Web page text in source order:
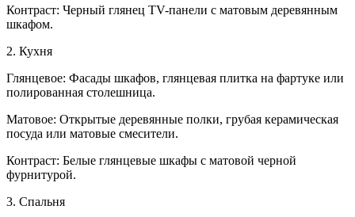
Контраст: Черный глянец TV-панели с матовым деревянным
шкафом.
2. Кухня
Глянцевое: Фасады шкафов, глянцевая плитка на фартуке или
полированная столешница.
Матовое: Открытые деревянные полки, грубая керамическая
посуда или матовые смесители.
Контраст: Белые глянцевые шкафы с матовой черной
фурнитурой.
3. Спальня